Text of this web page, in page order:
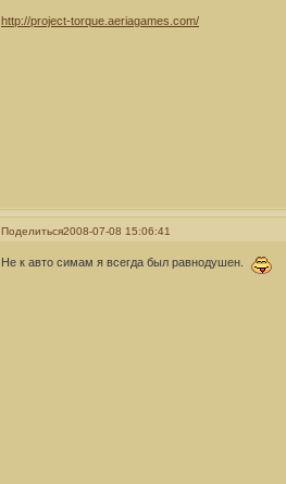
http://project-torque.aeriagames.com/
Поделиться2008-07-08 15:06:41
Не к авто симам я всегда был равнодушен.